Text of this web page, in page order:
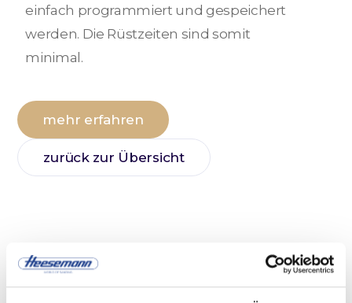
einfach programmiert und gespeichert
werden. Die Rüstzeiten sind somit
minimal.
mehr erfahren
zurück zur Übersicht